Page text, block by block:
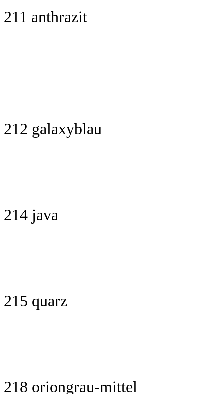
211 anthrazit
212 galaxyblau
214 java
215 quarz
218 oriongrau-mittel